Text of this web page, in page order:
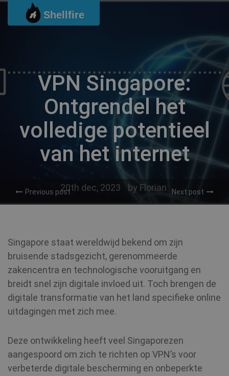
Shellfire
Ga
de
VPN Singapore:
Ontgrendel het
volledige potentieel
van het internet
20th dec, 2023 by Florian
Previous post Next post
Singapore staat wereldwijd bekend om zijn
bruisende stadsgezicht, gerenommeerde
zakencentra en technologische vooruitgang en
breidt snel zijn digitale invloed uit. Toch brengen de
digitale transformatie van het land specifieke online
uitdagingen met zich mee.
Deze ontwikkeling heeft veel Singaporezen
aangespoord om zich te richten op VPN’s voor
verbeterde digitale bescherming en onbeperkte